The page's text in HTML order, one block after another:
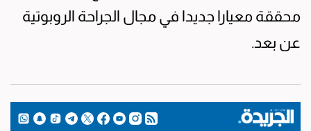
محققة معيارا جديدا في مجال الجراحة الروبوتية
عن بعد.